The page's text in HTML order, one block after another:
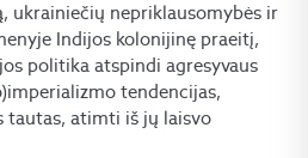
ukrainiečių nepriklausomybės ir
Indijos kolonijinę praeitį,
politika atspindi agresyvaus
tendencijas,
tautas, atimti iš jų laisvo